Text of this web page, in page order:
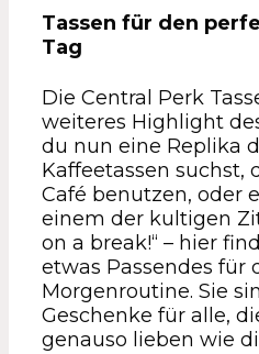
Tassen für den
Tag
Die Central Perk
weiteres Highlight
du nun eine Replika
Kaffeetassen suchst,
Café benutzen, oder
einem der kultigen
on a break!“ – hier
etwas Passendes für
Morgenroutine. Sie
Geschenke für alle,
genauso lieben wie